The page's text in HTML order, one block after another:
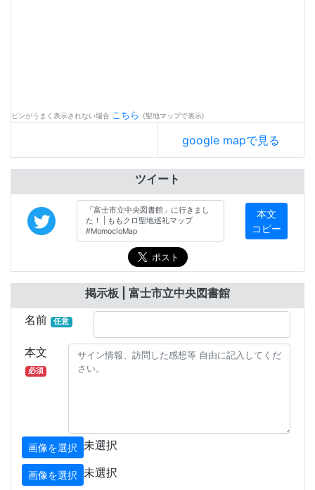
ピンがうまく表示されない場合 こちら (聖地マップで表示)
google mapで見る
ツイート
本文
コピー
掲示板 | 富士市立中央図書館
名前
任意
本文
必須
画像を選択 未選択
画像を選択 未選択